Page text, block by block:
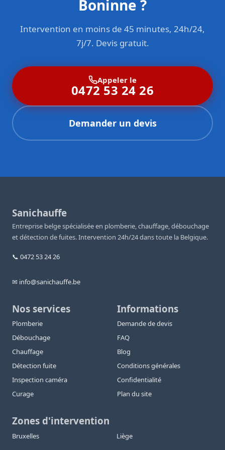
Boninne ?
Intervention en moins de 45 minutes, 24h/24,
7j/7. Devis gratuit.
Appeler le
0472 53 24 26
Demander un devis
Sanichauffe
Entreprise belge spécialisée en plomberie, chauffage, débouchage
et détection de fuites. Intervention 24h/24 dans toute la Belgique.
📞 0472 53 24 26
✉ info@sanichauffe.be
Nos services
Plomberie
Débouchage
Chauffage
Détection fuite
Inspection caméra
Curage
Informations
Demande de devis
FAQ
Blog
Conditions générales
Confidentialité
Plan du site
Zones d'intervention
Bruxelles
Liège